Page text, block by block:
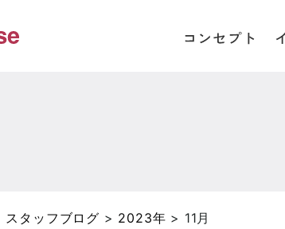
スタッフブログ > 2023年 > 11月